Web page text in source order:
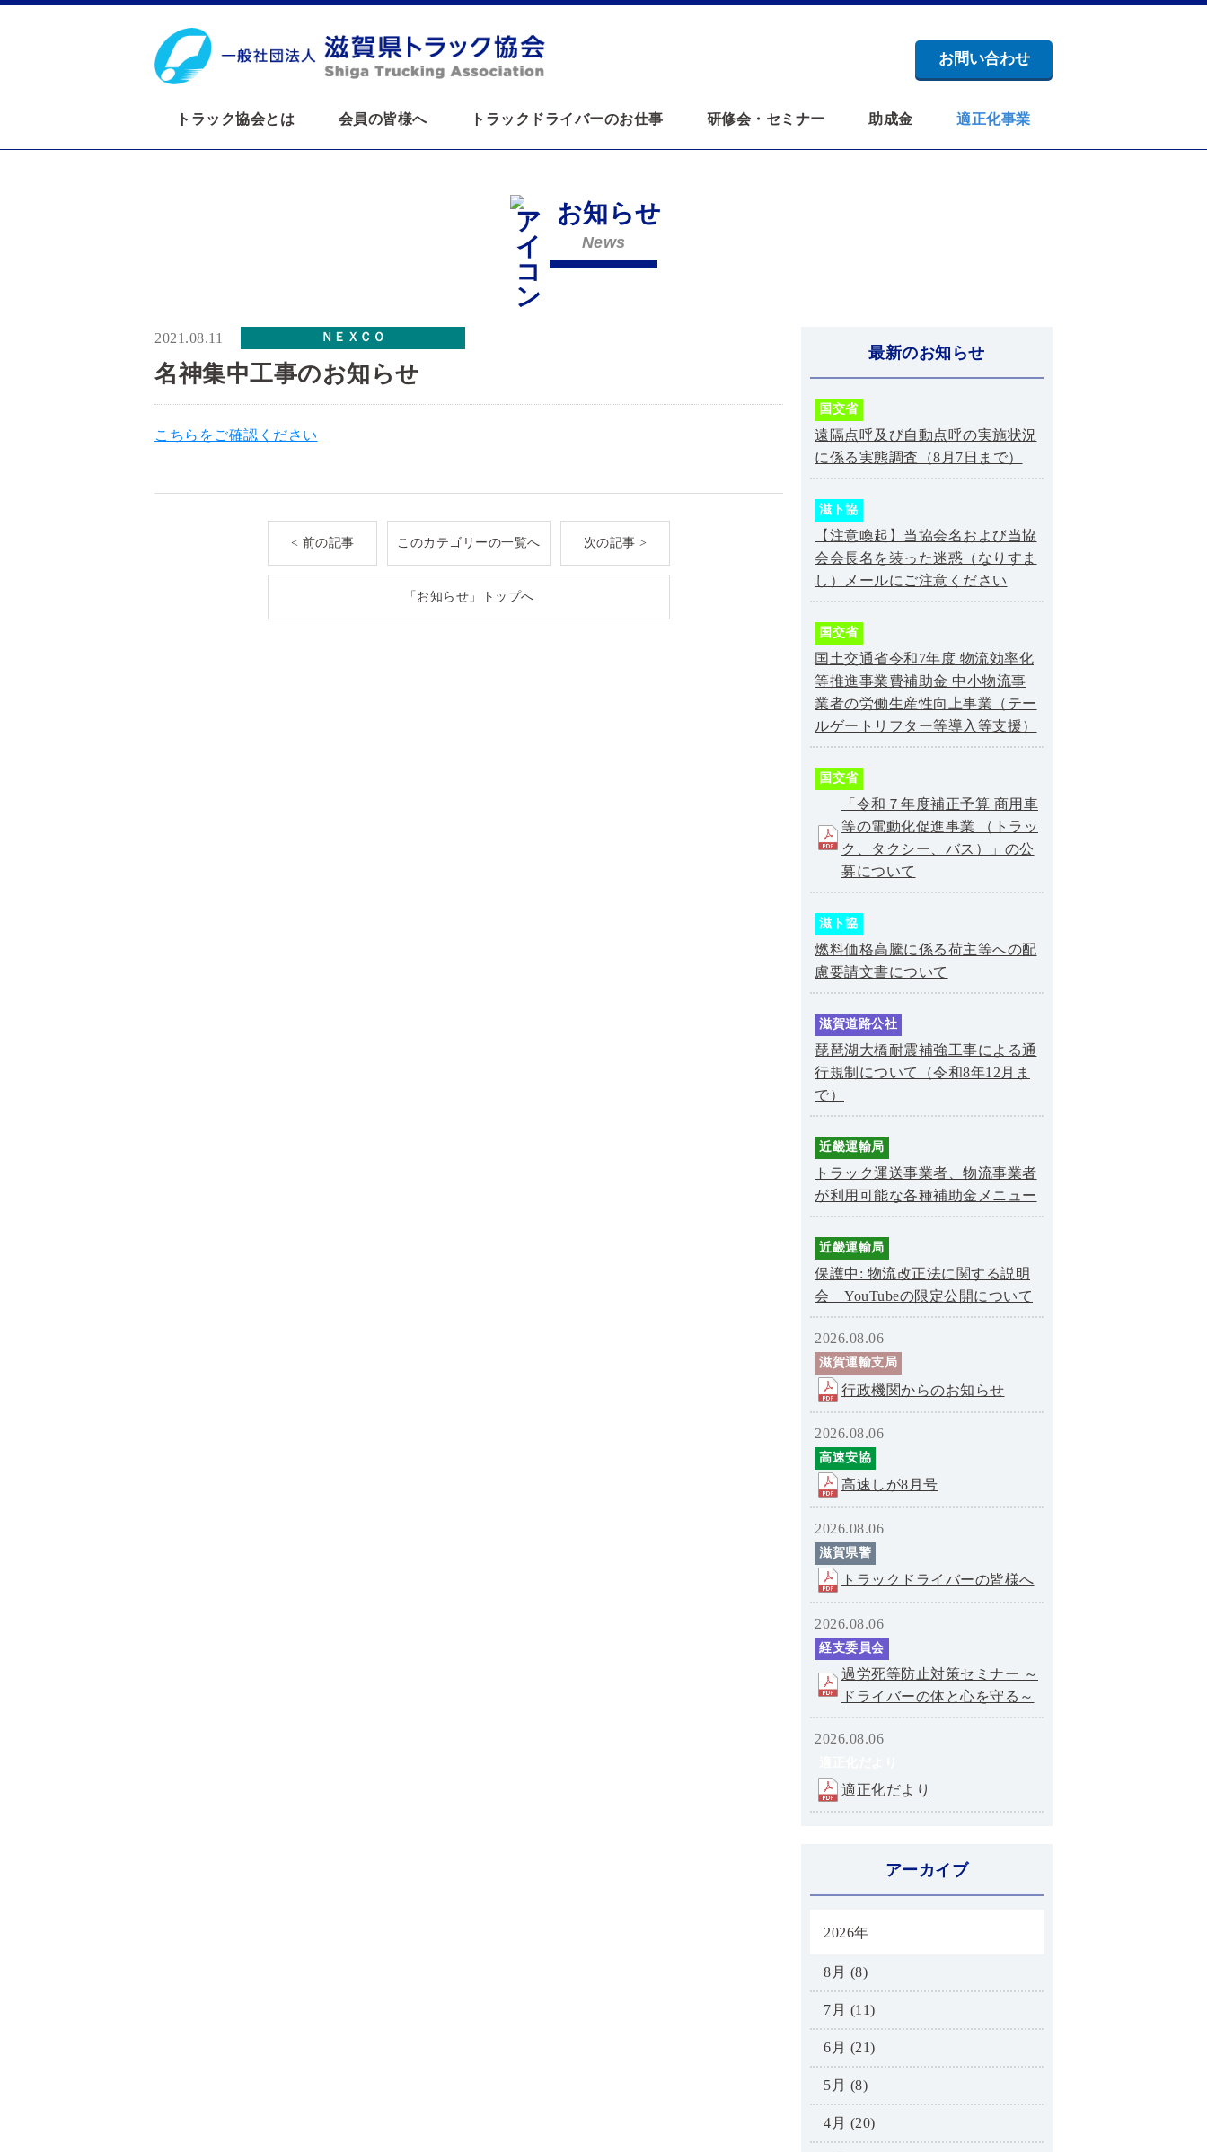
お問い合わせ
トラック協会とは 会員の皆様へ トラックドライバーのお仕事 研修会・セミナー 助成金 適正化事業
お知らせ
News
2021.08.11 ＮＥＸＣＯ
名神集中工事のお知らせ
こちらをご確認ください
< 前の記事 このカテゴリーの一覧へ 次の記事 >
「お知らせ」トップへ
最新のお知らせ
国交省
遠隔点呼及び自動点呼の実施状況
に係る実態調査（8月7日まで）
滋ト協
【注意喚起】当協会名および当協
会会長名を装った迷惑（なりすま
し）メールにご注意ください
国交省
国土交通省令和7年度 物流効率化
等推進事業費補助金 中小物流事
業者の労働生産性向上事業（テー
ルゲートリフター等導入等支援）
国交省
「令和７年度補正予算 商用車
等の電動化促進事業 （トラッ
ク、タクシー、バス）」の公
募について
滋ト協
燃料価格高騰に係る荷主等への配
慮要請文書について
滋賀道路公社
琵琶湖大橋耐震補強工事による通
行規制について（令和8年12月ま
で）
近畿運輸局
トラック運送事業者、物流事業者
が利用可能な各種補助金メニュー
近畿運輸局
保護中: 物流改正法に関する説明
会 YouTubeの限定公開について
2026.08.06
滋賀運輸支局
行政機関からのお知らせ
2026.08.06
高速安協
高速しが8月号
2026.08.06
滋賀県警
トラックドライバーの皆様へ
2026.08.06
経支委員会
過労死等防止対策セミナー ～
ドライバーの体と心を守る～
2026.08.06
適正化だより
アーカイブ
2026年
8月 (8)
7月 (11)
6月 (21)
5月 (8)
4月 (20)